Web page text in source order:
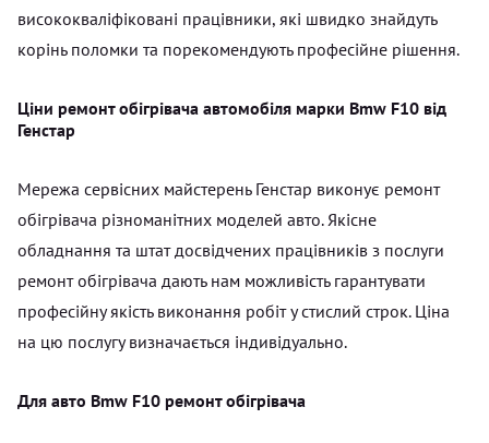
висококваліфіковані працівники, які швидко знайдуть
корінь поломки та порекомендують професійне рішення.
Ціни ремонт обігрівача автомобіля марки Bmw F10 від
Генстар
Мережа сервісних майстерень Генстар виконує ремонт
обігрівача різноманітних моделей авто. Якісне
обладнання та штат досвідчених працівників з послуги
ремонт обігрівача дають нам можливість гарантувати
професійну якість виконання робіт у стислий строк. Ціна
на цю послугу визначається індивідуально.
Для авто Bmw F10 ремонт обігрівача